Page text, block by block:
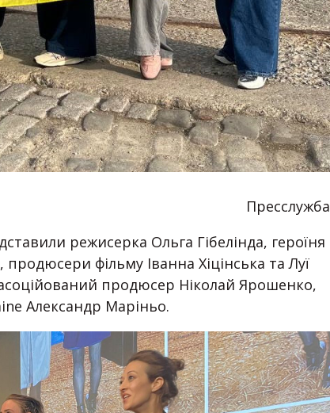
Пресслужба
режисерка Ольга Гібелінда, героїня
фільму Іванна Хіцінська та Луї
продюсер Ніколай Ярошенко,
Александр Маріньо.